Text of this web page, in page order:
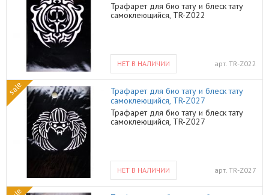
Трафарет для био тату и блеск тату
самоклеющийся, TR-Z022
НЕТ В НАЛИЧИИ арт. TR-Z022
sale
Трафарет для био тату и блеск тату
самоклеющийся, TR-Z027
Трафарет для био тату и блеск тату
самоклеющийся, TR-Z027
НЕТ В НАЛИЧИИ арт. TR-Z027